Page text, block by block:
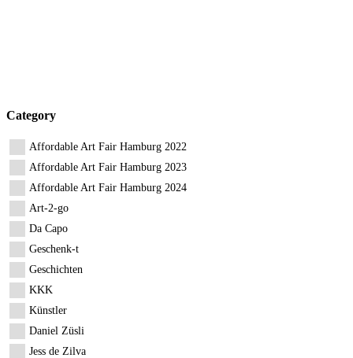
Category
Affordable Art Fair Hamburg 2022
Affordable Art Fair Hamburg 2023
Affordable Art Fair Hamburg 2024
Art-2-go
Da Capo
Geschenk-t
Geschichten
KKK
Künstler
Daniel Züsli
Jess de Zilva